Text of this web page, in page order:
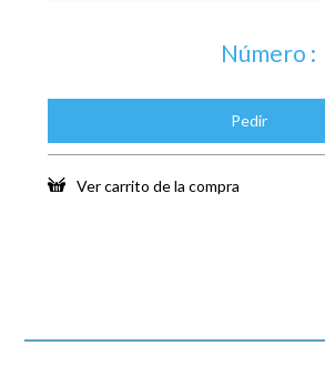
Número :
Pedir
Ver carrito de la compra